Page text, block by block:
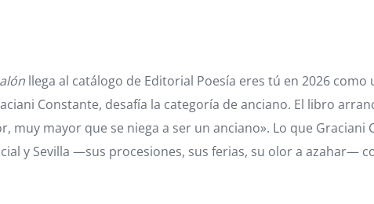
llega al catálogo de Editorial Poesía eres tú en 2026
Constante, desafía la categoría de anciano. El libro
muy mayor que se niega a ser un anciano». Lo que
y Sevilla —sus procesiones, sus ferias, su olor a azahar—